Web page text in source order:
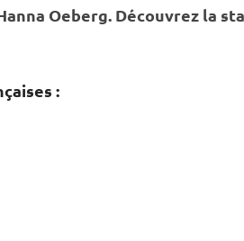
Oeberg. Découvrez la
: